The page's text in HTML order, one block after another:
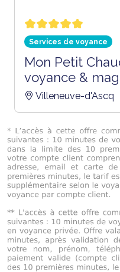
Services de voyance
Mon Petit
voyance &
Villeneuve-d'Ascq